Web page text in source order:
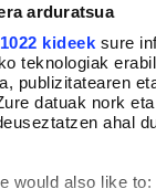
arduratsua
kideek sure
teknologiak
publizitatearen
datuak nork
ahal
would also like to: